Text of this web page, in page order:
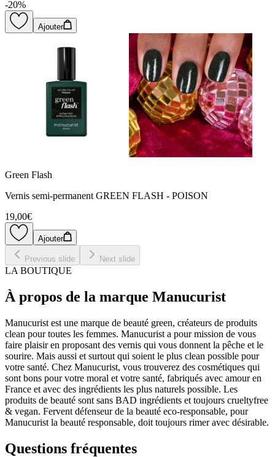
-20%
Ajouter
Green Flash
Vernis semi-permanent GREEN FLASH - POISON
19,00€
Ajouter
Previous slide Next slide
LA BOUTIQUE
À propos de la marque Manucurist
Manucurist est une marque de beauté green, créateurs de produits
clean pour toutes les femmes. Manucurist a pour mission de vous
faire plaisir en proposant des vernis qui vous donnent la pêche et le
sourire. Mais aussi et surtout qui soient le plus clean possible pour
votre santé. Chez Manucurist, vous trouverez des cosmétiques qui
sont bons pour votre moral et votre santé, fabriqués avec amour en
France et avec des ingrédients les plus naturels possible. Les
produits de beauté sont sans BAD ingrédients et toujours crueltyfree
& vegan. Fervent défenseur de la beauté eco-responsable, pour
Manucurist la beauté responsable, doit toujours rimer avec désirable.
Questions fréquentes